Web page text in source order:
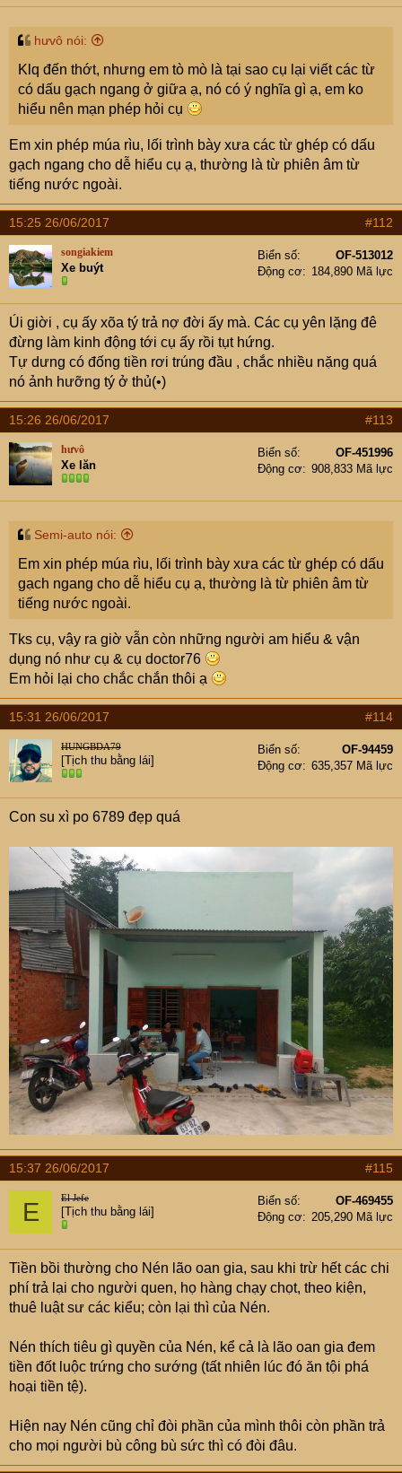
hưvô nói:
Klq đến thớt, nhưng em tò mò là tại sao cụ lại viết các từ
có dấu gạch ngang ở giữa ạ, nó có ý nghĩa gì ạ, em ko
hiểu nên mạn phép hỏi cụ
Em xin phép múa rìu, lối trình bày xưa các từ ghép có dấu
gạch ngang cho dễ hiểu cụ ạ, thường là từ phiên âm từ
tiếng nước ngoài.
15:25 26/06/2017 #112
songiakiem
Xe buýt
Biển số
OF-513012
Động cơ
184,890 Mã lực
Úi giời , cụ ấy xõa tý trả nợ đời ấy mà. Các cụ yên lặng đê
đừng làm kinh động tới cụ ấy rồi tụt hứng.
Tự dưng có đống tiền rơi trúng đầu , chắc nhiều nặng quá
nó ảnh hưỡng tý ở thủ(•)
15:26 26/06/2017 #113
hưvô
Xe lăn
Biển số
OF-451996
Động cơ
908,833 Mã lực
Semi-auto nói:
Em xin phép múa rìu, lối trình bày xưa các từ ghép có dấu
gạch ngang cho dễ hiểu cụ ạ, thường là từ phiên âm từ
tiếng nước ngoài.
Tks cụ, vậy ra giờ vẫn còn những người am hiểu & vận
dụng nó như cụ & cụ doctor76
Em hỏi lại cho chắc chắn thôi ạ
15:31 26/06/2017 #114
HUNGBDA79
[Tịch thu bằng lái]
Biển số
OF-94459
Động cơ
635,357 Mã lực
Con su xì po 6789 đẹp quá
15:37 26/06/2017 #115
E El Jefe
[Tịch thu bằng lái]
Biển số
OF-469455
Động cơ
205,290 Mã lực
Tiền bồi thường cho Nén lão oan gia, sau khi trừ hết các chi
phí trả lại cho người quen, họ hàng chạy chọt, theo kiện,
thuê luật sư các kiểu; còn lại thì của Nén.
Nén thích tiêu gì quyền của Nén, kể cả là lão oan gia đem
tiền đốt luộc trứng cho sướng (tất nhiên lúc đó ăn tội phá
hoại tiền tệ).
Hiện nay Nén cũng chỉ đòi phần của mình thôi còn phần trả
cho mọi người bù công bù sức thì có đòi đâu.